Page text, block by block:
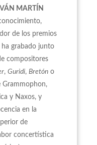
IVÁN MARTÍN
de los premios
ha grabado junto
compositores
, Guridi, Bretón o
Grammophon,
y Naxos, y
en la
de
concertística